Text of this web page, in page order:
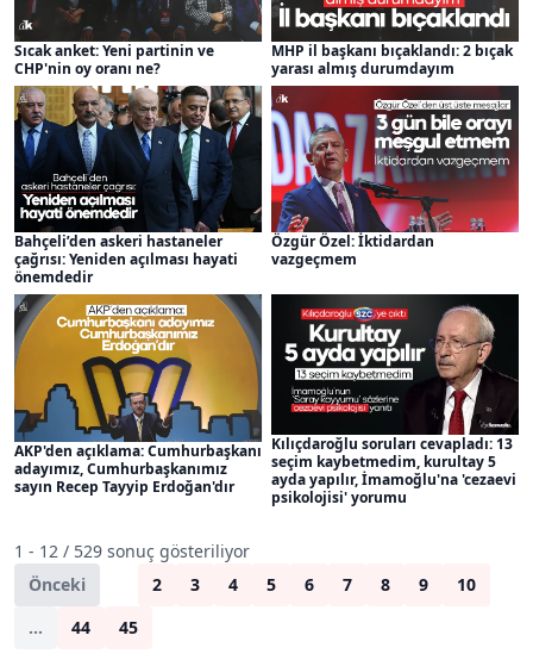
Sıcak anket: Yeni partinin ve
CHP'nin oy oranı ne?
MHP il başkanı bıçaklandı: 2 bıçak
yarası almış durumdayım
Bahçeli’den askeri hastaneler
çağrısı: Yeniden açılması hayati
önemdedir
Özgür Özel: İktidardan
vazgeçmem
AKP'den açıklama: Cumhurbaşkanı
adayımız, Cumhurbaşkanımız
sayın Recep Tayyip Erdoğan'dır
Kılıçdaroğlu soruları cevapladı: 13
seçim kaybetmedim, kurultay 5
ayda yapılır, İmamoğlu'na 'cezaevi
psikolojisi' yorumu
1 - 12 / 529 sonuç gösteriliyor
Önceki
2 3 4 5 6 7 8 9
10
...
44 45